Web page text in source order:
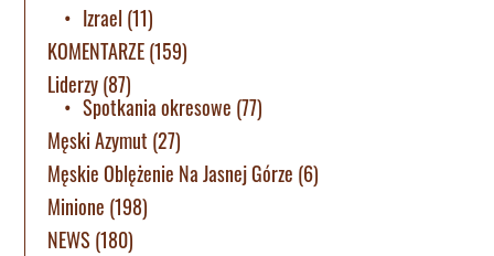
Izrael (11)
KOMENTARZE(159)
Liderzy(87)
Spotkania okresowe (77)
Męski Azymut (27)
Męskie Oblężenie Na Jasnej Górze (6)
Minione (198)
NEWS (180)